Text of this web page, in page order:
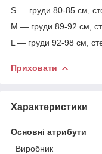
S — груди 80-85 см,
M — груди 89-92 см,
L — груди 92-98 см,
Приховати
Характеристики
Основні атрибути
Виробник